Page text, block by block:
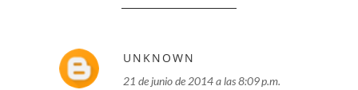
UNKNOWN
21 de junio de 2014 a las 8:09 p.m.